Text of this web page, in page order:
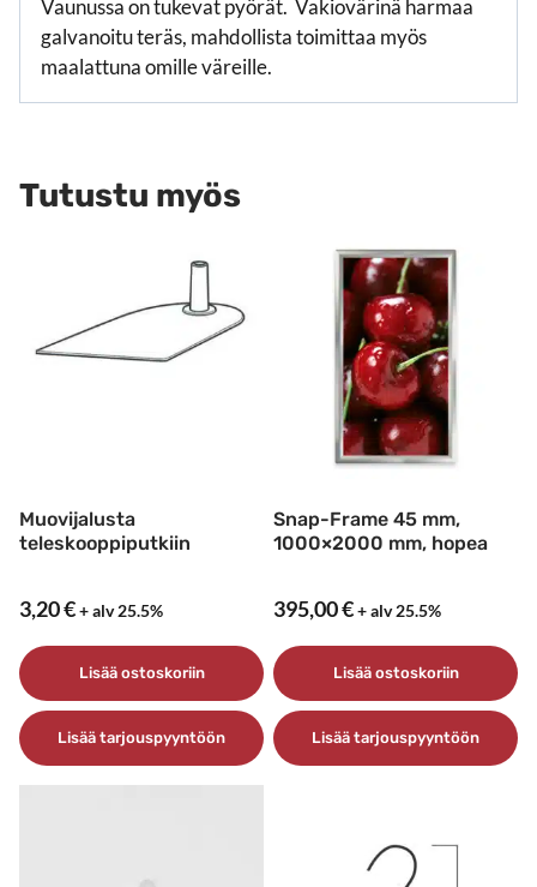
Vaunussa on tukevat pyörät. Vakiovärinä harmaa
galvanoitu teräs, mahdollista toimittaa myös
maalattuna omille väreille.
Tutustu myös
Muovijalusta
teleskooppiputkiin
3,20€+ alv 25.5%
Lisää ostoskoriin
Lisää tarjouspyyntöön
Snap-Frame 45 mm,
1000×2000 mm, hopea
395,00€+ alv 25.5%
Lisää ostoskoriin
Lisää tarjouspyyntöön